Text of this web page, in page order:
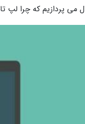
می پردازیم که چرا